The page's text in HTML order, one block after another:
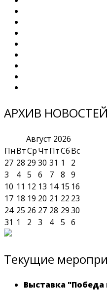
АРХИВ НОВОСТЕЙ
Август 2026
ПнВтСрЧтПтСбВс
27 28 29 30 31 1
2
3
4 5 6 7 8 9
10 11 12 13 14 15 16
17 18 19 20 21 22 23
24 25 26 27 28 2930
31 1 2 3 4 5 6
Текущие
Выставка